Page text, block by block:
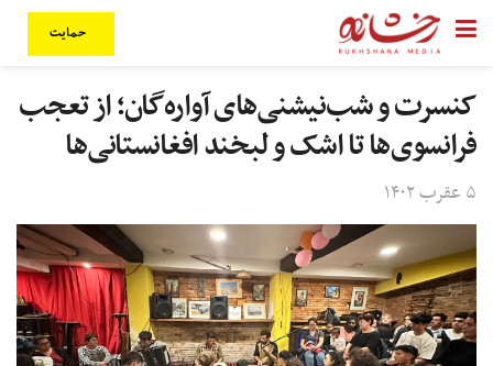
حمایت
کنسرت و شب‌نیشنی‌های آواره‌گان؛ از تعجب
فرانسوی‌ها تا اشک و لبخند افغانستانی‌ها
۵ عقرب ۱۴۰۲